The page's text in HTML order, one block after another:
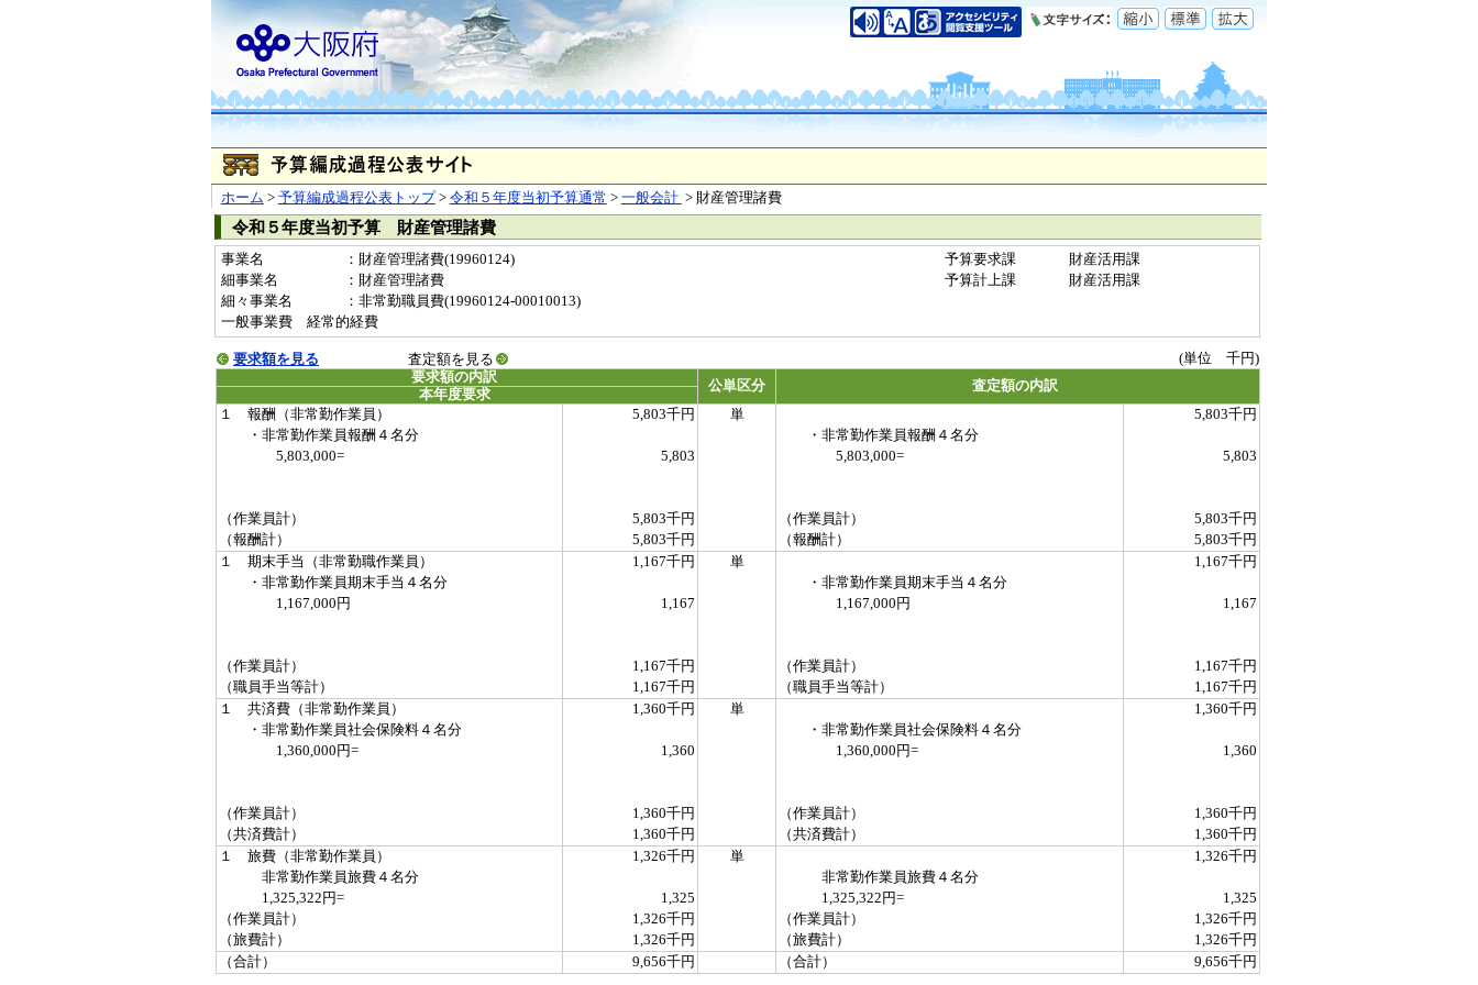
ホーム > 予算編成過程公表トップ> 令和５年度当初予算通常 > 一般会計 > 財産管理諸費
令和５年度当初予算 財産管理諸費
事業名 ：財産管理諸費(19960124) 予算要求課
財産活用課
細事業名
：財産管理諸費 予算計上課
財産活用課
細々事業名
：非常勤職員費(19960124-00010013)
一般事業費 経常的経費
要求額を見る 査定額を見る
(単位 千円)
要求額の内訳
公単区分 査定額の内訳
本年度要求
１ 報酬（非常勤作業員）
5,803千円 単
5,803千円
・非常勤作業員報酬４名分
・非常勤作業員報酬４名分
5,803,000=
5,803 5,803,000= 5,803
（作業員計） 5,803千円 （作業員計）
5,803千円
（報酬計）
5,803千円 （報酬計）
5,803千円
１ 期末手当（非常勤職作業員）
1,167千円 単
1,167千円
・非常勤作業員期末手当４名分
・非常勤作業員期末手当４名分
1,167,000円
1,167 1,167,000円 1,167
（作業員計） 1,167千円 （作業員計）
1,167千円
（職員手当等計）
1,167千円 （職員手当等計）
1,167千円
１ 共済費（非常勤作業員）
1,360千円 単
1,360千円
・非常勤作業員社会保険料４名分
・非常勤作業員社会保険料４名分
1,360,000円=
1,360 1,360,000円= 1,360
（作業員計） 1,360千円 （作業員計）
1,360千円
（共済費計）
1,360千円 （共済費計）
1,360千円
１ 旅費（非常勤作業員）
1,326千円 単
1,326千円
非常勤作業員旅費４名分
非常勤作業員旅費４名分
1,325,322円=
1,325 1,325,322円=
1,325
（作業員計）
1,326千円 （作業員計）
1,326千円
（旅費計）
1,326千円 （旅費計）
1,326千円
（合計）
9,656千円 （合計） 9,656千円